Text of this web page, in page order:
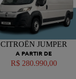
CITROËN JUMPER
A PARTIR DE
R$ 280.990,00